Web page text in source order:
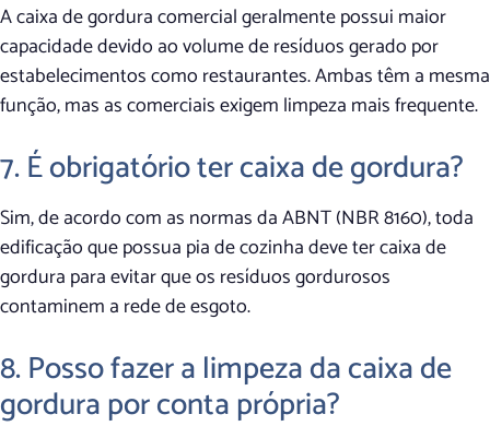
A caixa de gordura comercial geralmente possui maior
capacidade devido ao volume de resíduos gerado por
estabelecimentos como restaurantes. Ambas têm a mesma
função, mas as comerciais exigem limpeza mais frequente.
7. É obrigatório ter caixa de gordura?
Sim, de acordo com as normas da ABNT (NBR 8160), toda
edificação que possua pia de cozinha deve ter caixa de
gordura para evitar que os resíduos gordurosos
contaminem a rede de esgoto.
8. Posso fazer a limpeza da caixa de
gordura por conta própria?